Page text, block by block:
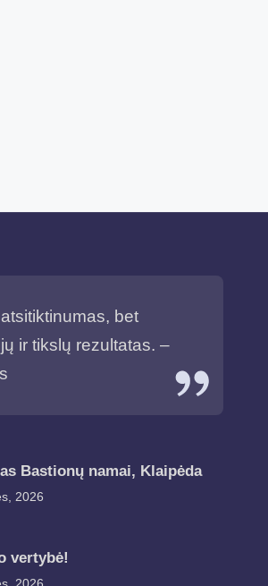
bet
ir tikslų rezultatas. –
Bastionų namai, Klaipėda
2026
vertybė!